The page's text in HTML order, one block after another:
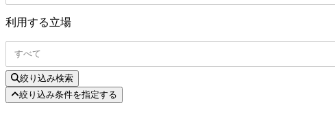
利用する立場
すべて
絞り込み検索
絞り込み条件を指定する